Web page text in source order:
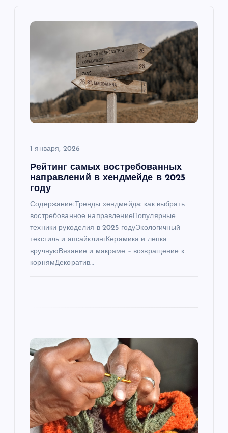
1 января, 2026
Рейтинг самых востребованных
направлений в хендмейде в 2025
году
Содержание:Тренды хендмейда: как выбрать
востребованное направлениеПопулярные
техники рукоделия в 2025 годуЭкологичный
текстиль и апсайклингКерамика и лепка
вручнуюВязание и макраме – возвращение к
корнямДекоратив…